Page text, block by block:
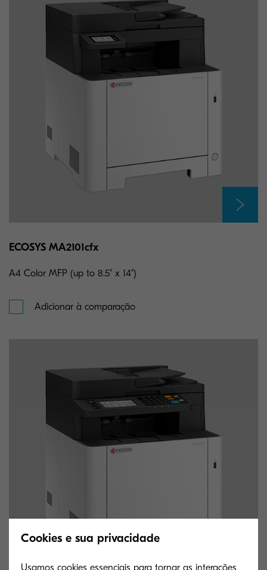
ECOSYS MA2101cfx
A4 Color MFP (up to 8.5" x 14")
Adicionar à comparação
Cookies e sua privacidade
Usamos cookies essenciais para tornar as interações